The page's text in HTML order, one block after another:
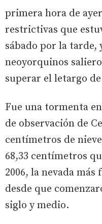
primera hora de
restrictivas que
sábado por la tarde,
neoyorquinos
superar el letargo
Fue una tormenta
de observación de
centímetros de
68,33 centímetros
2006, la nevada
desde que
siglo y medio.